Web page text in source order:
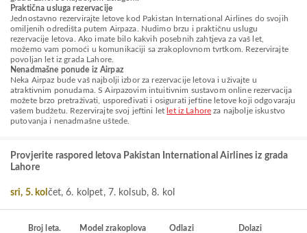
Praktična usluga rezervacije
Jednostavno rezervirajte letove kod Pakistan International Airlines do svojih
omiljenih odredišta putem Airpaza. Nudimo brzu i praktičnu uslugu
rezervacije letova. Ako imate bilo kakvih posebnih zahtjeva za vaš let,
možemo vam pomoći u komunikaciji sa zrakoplovnom tvrtkom. Rezervirajte
povoljan let iz grada Lahore.
Nenadmašne ponude iz Airpaz
Neka Airpaz bude vaš najbolji izbor za rezervacije letova i uživajte u
atraktivnim ponudama. S Airpazovim intuitivnim sustavom online rezervacija
možete brzo pretraživati, uspoređivati i osigurati jeftine letove koji odgovaraju
vašem budžetu. Rezervirajte svoj jeftini let let iz Lahore za najbolje iskustvo
putovanja i nenadmašne uštede.
Provjerite raspored letova Pakistan International Airlines iz grada
Lahore
sri, 5. kol čet, 6. kol pet, 7. kol sub, 8. kol
Broj leta. Model zrakoplova Odlazi Dolazi